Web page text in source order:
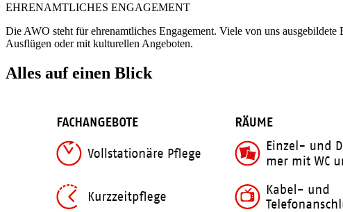
EHRENAMTLICHES ENGAGEMENT
Die AWO steht für ehrenamtliches Engagement. Viele von uns
Ausflügen oder mit kulturellen Angeboten.
Alles auf einen Blick